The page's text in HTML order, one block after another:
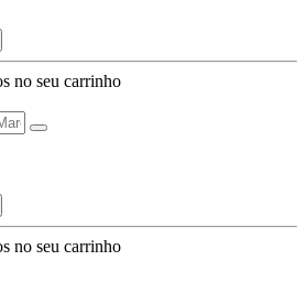
no seu carrinho
no seu carrinho